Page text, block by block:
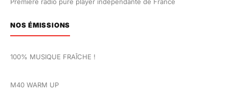
Première radio pure player indépendante de France
NOS ÉMISSIONS
100% MUSIQUE FRAÎCHE !
M40 WARM UP